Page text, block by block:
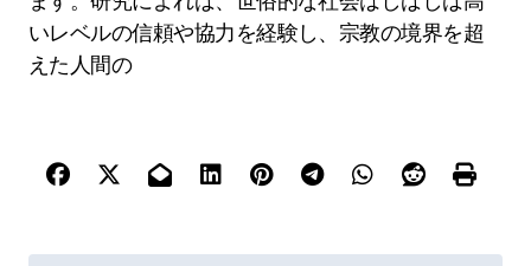
いレベルの信頼や協力を経験し、宗教の境界を超
えた人間の